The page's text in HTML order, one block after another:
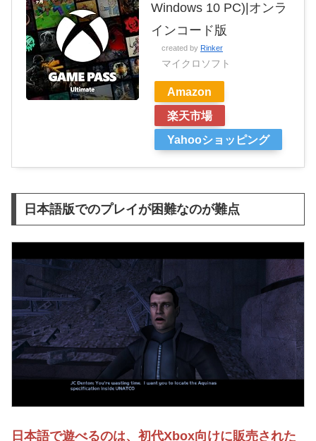
Windows 10 PC)|オンラ
インコード版
created by Rinker
マイクロソフト
Amazon
楽天市場
Yahooショッピング
日本語版でのプレイが困難なのが難点
日本語で遊べるのは、初代Xbox向けに販売された